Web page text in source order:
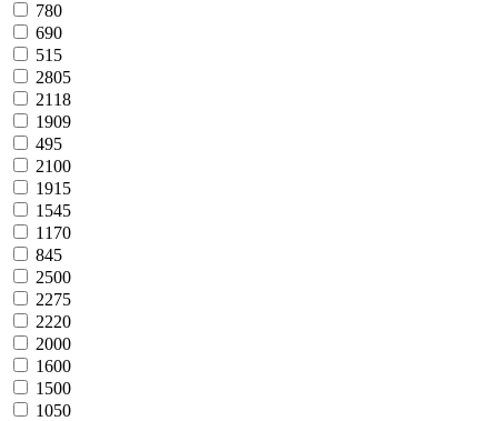
780
690
515
2805
2118
1909
495
2100
1915
1545
1170
845
2500
2275
2220
2000
1600
1500
1050